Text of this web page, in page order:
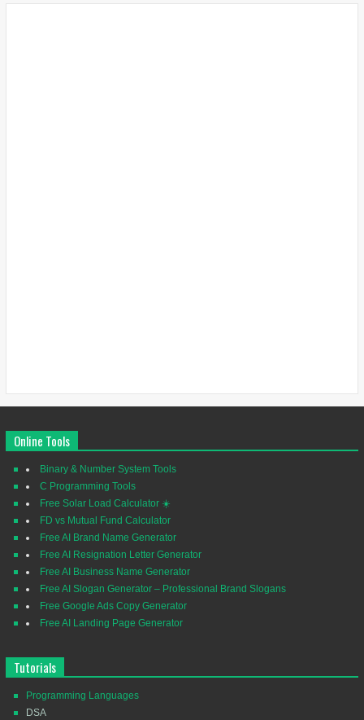
Online Tools
Binary & Number System Tools
C Programming Tools
Free Solar Load Calculator ☀️
FD vs Mutual Fund Calculator
Free AI Brand Name Generator
Free AI Resignation Letter Generator
Free AI Business Name Generator
Free AI Slogan Generator – Professional Brand Slogans
Free Google Ads Copy Generator
Free AI Landing Page Generator
Tutorials
Programming Languages
DSA